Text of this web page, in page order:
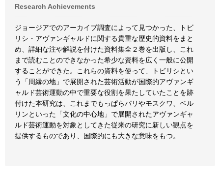
Research Achievements
ジョージアでのアーカイブ調査によって見つかった、トビ
リシ・アヴァンギャルドに関する貴重な歴史的資料をまと
め、詳細な注や解説を付けた資料集全２巻を出版し、これ
まで読むことのできなかった希少な資料を広く一般に公開
することができた。これらの資料を使って、トビリシとい
う「周縁の地」で展開された芸術活動が国際的アヴァンギ
ャルド芸術運動の中で重要な役割を果たしていたことを跡
付けた本研究は、これまでもっぱらパリやモスクワ、ベル
リンといった「文化の中心地」で展開されたアヴァンギャ
ルド芸術運動を対象としてきた従来の研究に新しい観点を
提供するものであり、国際的にも大きな意味をもつ。